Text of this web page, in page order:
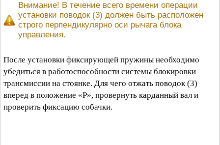
Внимание! В течение всего времени операции
установки поводок (3) должен быть расположен
строго перпендикулярно оси рычага блока
управления.
После установки фиксирующей пружины необходимо
убедиться в работоспособности системы блокировки
трансмиссии на стоянке. Для чего отжать поводок (3)
вперед в положение «Р», провернуть карданный вал и
проверить фиксацию собачки.